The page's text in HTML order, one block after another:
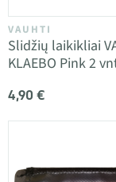
VAUHTI
Slidžių laikikliai
KLAEBO Pink 2
4,90 €